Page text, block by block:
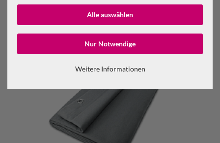
Alle auswählen
Nur Notwendige
Weitere Informationen
Konto erstellen
Akustikvorhang schiefergrau Molton 300
g/m² B=12m (geöst) x H=5m